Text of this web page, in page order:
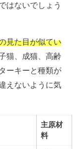
はないでしょう
見た目が似てい
猫、成猫、高齢
ーキーと種類が
えないように気
主原材
料